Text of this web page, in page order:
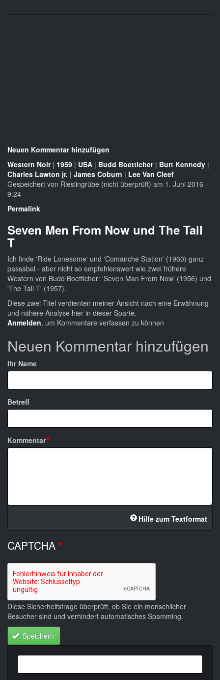
Neuen Kommentar hinzufügen
Western Noir| 1959 | USA | Budd Boetticher| Burt Kennedy |
Charles Lawton jr. | James Coburn | Lee Van Cleef
Gespeichert von Rieslingrübe (nicht überprüft) am 1. Juni 2016 -
9:24
Permalink
Seven Men From Now und The Tall
T
Ich finde 'Ride Lonesome' und 'Comanche Station' (1960) ganz
passabel - aber nicht so empfehlenswert wie zwei frühere
Western von Budd Boetticher: 'Seven Man From Now' (1956) und
'The Tall T' (1957).
Diese zwei Titel verdienten meiner Ansicht nach eine Erwähnung
und nähere Analyse hier in dieser Sparte.
Anmelden, um Kommentare verfassen zu können
Neuen Kommentar hinzufügen
Ihr Name
Betreff
Kommentar
Hilfe zum Textformat
CAPTCHA
Diese Sicherheitsfrage überprüft, ob Sie ein menschlicher
Besucher sind und verhindert automatisches Spamming.
Speichern